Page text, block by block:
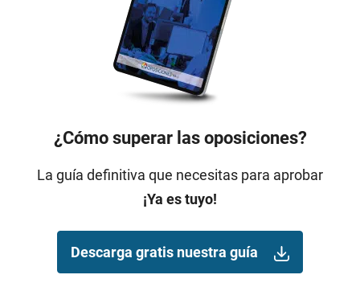
¿Cómo superar las oposiciones?
La guía definitiva que necesitas para aprobar
¡Ya es tuyo!
Descarga gratis nuestra guía